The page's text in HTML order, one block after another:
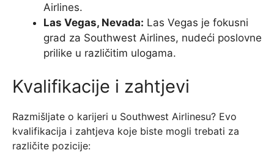
Airlines.
Las Vegas, Nevada: Las Vegas je fokusni
grad za Southwest Airlines, nudeći poslovne
prilike u različitim ulogama.
Kvalifikacije i zahtjevi
Razmišljate o karijeri u Southwest Airlinesu? Evo
kvalifikacija i zahtjeva koje biste mogli trebati za
različite pozicije: